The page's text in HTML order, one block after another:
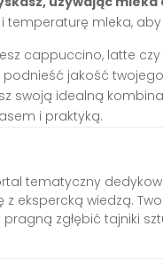
temperaturę mleka,
cappuccino, latte
jakość
swoją idealną
i praktyką.
tematyczny
ekspercką wiedzą.
pragną zgłębić tajniki